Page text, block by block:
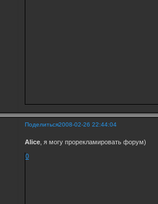
Поделиться2008-02-26 22:44:04
Alice , я могу прорекламировать форум)
0